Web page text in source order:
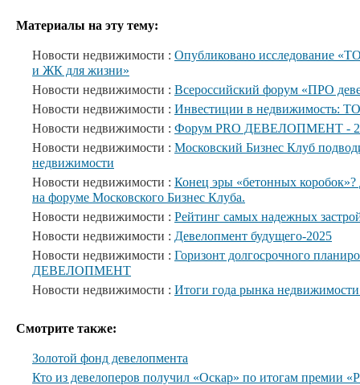
Материалы на эту тему:
Новости недвижимости : Опубликовано исследование
и ЖК для жизни»
Новости недвижимости : Всероссийский форум «ПРО
Новости недвижимости : Инвестиции в недвижимость:
Новости недвижимости : Форум PRO ДЕВЕЛОПМЕНТ -
Новости недвижимости : Московский Бизнес Клуб
недвижимости
Новости недвижимости : Конец эры «бетонных
на форуме Московского Бизнес Клуба.
Новости недвижимости : Рейтинг самых надежных
Новости недвижимости : Девелопмент будущего-2025
Новости недвижимости : Горизонт долгосрочного
ДЕВЕЛОПМЕНТ
Новости недвижимости : Итоги года рынка
Смотрите также:
Золотой фонд девелопмента
Кто из девелоперов получил «Оскар» по итогам премии